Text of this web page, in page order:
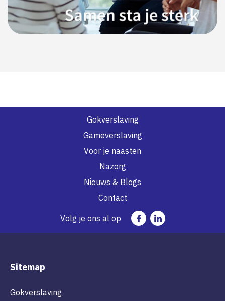
Gokverslaving
Gameverslaving
Voor je naasten
Nazorg
Nieuws & Blogs
Contact
Volg je ons al op
Sitemap
Gokverslaving